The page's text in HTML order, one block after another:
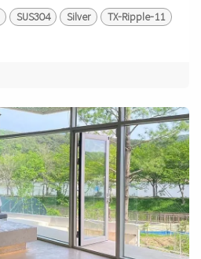
SUS304 Silver TX-Ripple-11